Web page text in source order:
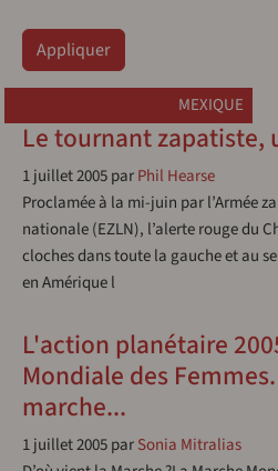
MEXIQUE
Le tournant zapatiste,
1 juillet 2005parPhil Hearse
Proclamée à la mi-juin par l’Armée
nationale (EZLN), l’alerte rouge du
cloches dans toute la gauche et au
en Amérique l
L'action planétaire
Mondiale des
marche...
1 juillet 2005parSonia Mitralias